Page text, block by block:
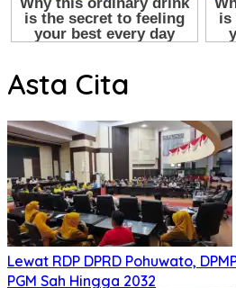
Asta Cita
Lewat RDP DPRD Pohuwato,
PGM Sah Hingga 2032